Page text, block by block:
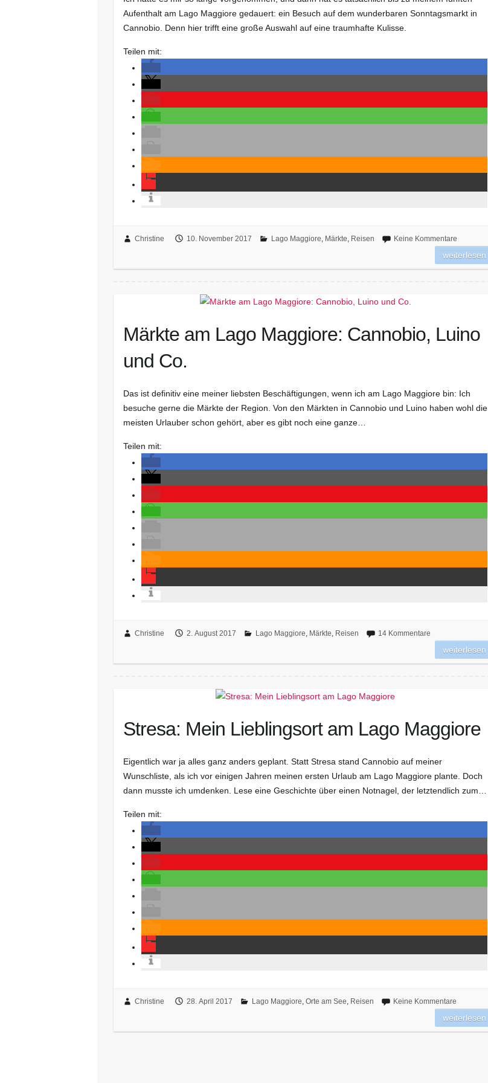
Aufenthalt am Lago Maggiore gedauert: ein Besuch auf dem wunderbaren Sonntagsmarkt in
Cannobio. Denn hier trifft eine große Auswahl auf eine traumhafte Kulisse.
Teilen mit:
Christine 10. November 2017 Lago Maggiore, Märkte, Reisen Keine Kommentare
weiterlesen
Märkte am Lago Maggiore: Cannobio, Luino
und Co.
Das ist definitiv eine meiner liebsten Beschäftigungen, wenn ich am Lago Maggiore bin: Ich
besuche gerne die Märkte der Region. Von den Märkten in Cannobio und Luino haben wohl die
meisten Urlauber schon gehört, aber es gibt noch eine ganze…
Teilen mit:
Christine 2. August 2017 Lago Maggiore, Märkte, Reisen 14 Kommentare
weiterlesen
Stresa: Mein Lieblingsort am Lago Maggiore
Eigentlich war ja alles ganz anders geplant. Statt Stresa stand Cannobio auf meiner
Wunschliste, als ich vor einigen Jahren meinen ersten Urlaub am Lago Maggiore plante. Doch
dann musste ich umdenken. Lese eine Geschichte über einen Notnagel, der letztendlich zum…
Teilen mit:
Christine 28. April 2017 Lago Maggiore, Orte am See, Reisen Keine Kommentare
weiterlesen